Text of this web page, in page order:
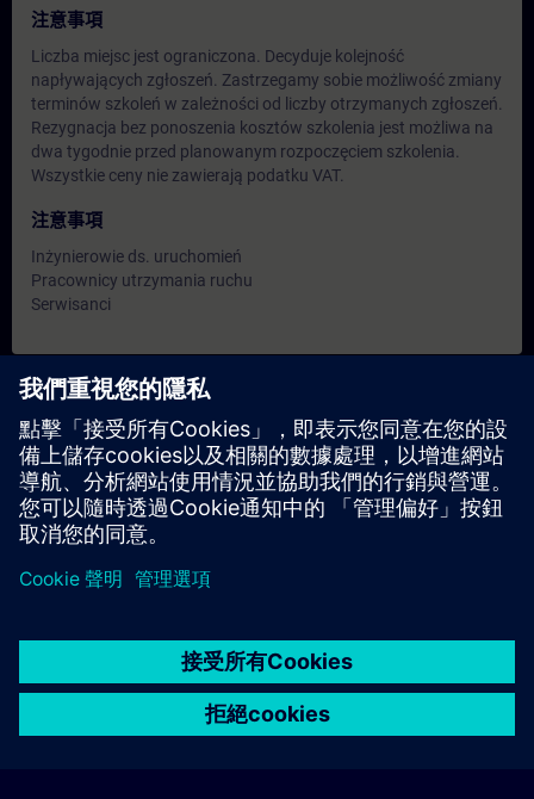
explore
注意事項
Liczba miejsc jest ograniczona. Decyduje kolejność
napływających zgłoszeń. Zastrzegamy sobie możliwość zmiany
terminów szkoleń w zależności od liczby otrzymanych zgłoszeń.
Rezygnacja bez ponoszenia kosztów szkolenia jest możliwa na
dwa tygodnie przed planowanym rozpoczęciem szkolenia.
Wszystkie ceny nie zawierają podatku VAT.
注意事項
Inżynierowie ds. uruchomień
Pracownicy utrzymania ruchu
Serwisanci
目前沒有可用活動
請將您的姓名加入課程候補名單，一旦有新的開課日期，我們將
通知您。
啟用通知服務